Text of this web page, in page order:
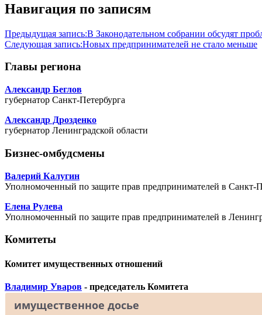
Навигация по записям
Предыдущая запись:В Законодательном собрании обсудят
Следующая запись:Новых предпринимателей не стало меньше
Главы региона
Александр Беглов
губернатор Санкт-Петербурга
Александр Дрозденко
губернатор Ленинградской области
Бизнес-омбудсмены
Валерий Калугин
Уполномоченный по защите прав предпринимателей в Санкт-
Елена Рулева
Уполномоченный по защите прав предпринимателей в
Комитеты
Комитет имущественных отношений
Владимир Уваров - председатель Комитета
имущественное досье